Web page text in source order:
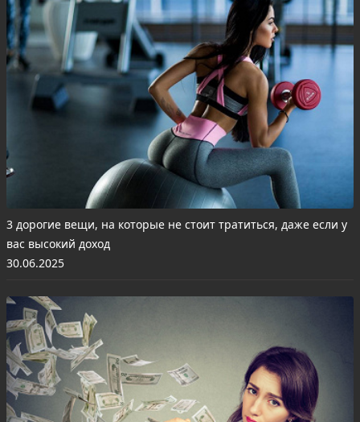
3 дорогие вещи, на которые не стоит тратиться, даже если у
вас высокий доход
30.06.2025